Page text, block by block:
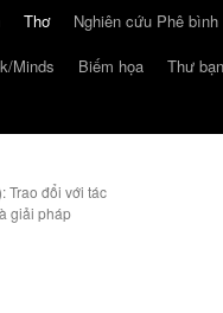
Thơ Nghiên cứu Phê bình
Minds Biếm họa Thư
Trao đổi với tác
giải pháp